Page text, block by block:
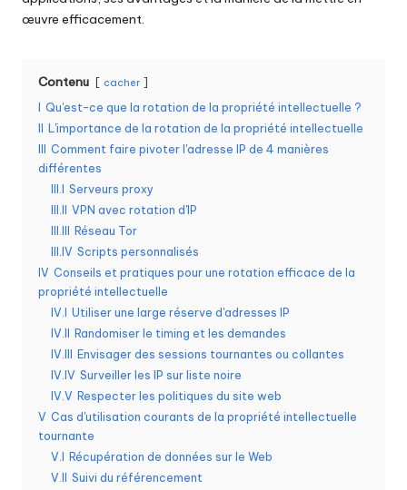
b
o
in
g
œuvre efficacement.
Contenu cacher
I Qu'est-ce que la rotation de la propriété intellectuelle ?
II L'importance de la rotation de la propriété intellectuelle
III Comment faire pivoter l'adresse IP de 4 manières
différentes
III.I Serveurs proxy
III.II VPN avec rotation d'IP
III.III Réseau Tor
III.IV Scripts personnalisés
IV Conseils et pratiques pour une rotation efficace de la
propriété intellectuelle
IV.I Utiliser une large réserve d'adresses IP
IV.II Randomiser le timing et les demandes
IV.III Envisager des sessions tournantes ou collantes
IV.IV Surveiller les IP sur liste noire
IV.V Respecter les politiques du site web
V Cas d'utilisation courants de la propriété intellectuelle
tournante
V.I Récupération de données sur le Web
V.II Suivi du référencement